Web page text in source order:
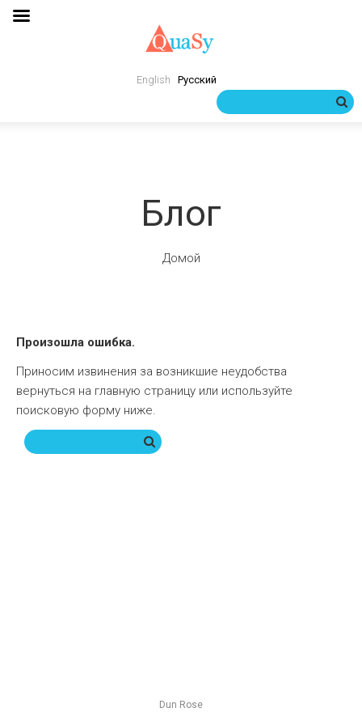
English Русский
Блог
Домой
Произошла ошибка.
Приносим извинения за возникшие неудобства
вернуться на главную страницу или используйте
поисковую форму ниже.
Dun Rose